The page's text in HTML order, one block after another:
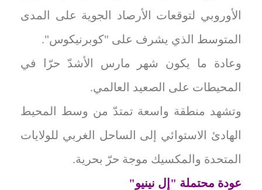
الأوروبي لتوقعات الأرصاد الجوية على المدى
المتوسط الذي يشرف على "كوبرنيكوس".
وعادة ما يكون شهر مارس الأشدّ حرّا في
المحيطات على الصعيد العالمي.
وتشهد منطقة واسعة تمتدّ من وسط المحيط
الهادئ الاستوائي إلى الساحل الغربي للولايات
المتحدة والمكسيك موجة حرّ بحرية.
عودة محتملة "إل نينيو"